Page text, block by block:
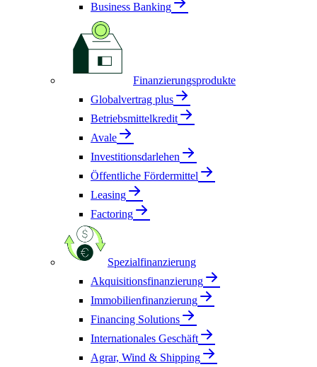
Business Banking
Finanzierungsprodukte
Globalvertrag plus
Betriebsmittelkredit
Avale
Investitionsdarlehen
Öffentliche Fördermittel
Leasing
Factoring
Spezialfinanzierung
Akquisitionsfinanzierung
Immobilienfinanzierung
Financing Solutions
Internationales Geschäft
Agrar, Wind & Shipping